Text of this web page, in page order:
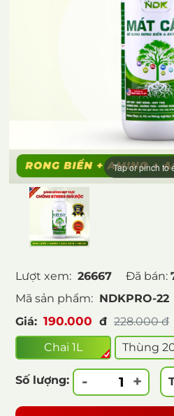
Tap or pinch to
Lượt xem: 26667Đã bán:
Mã sản phẩm: NDKPRO-22
Giá: 190.000 đ 228.000đ
Chai 1L Thùng
Số lượng: - +